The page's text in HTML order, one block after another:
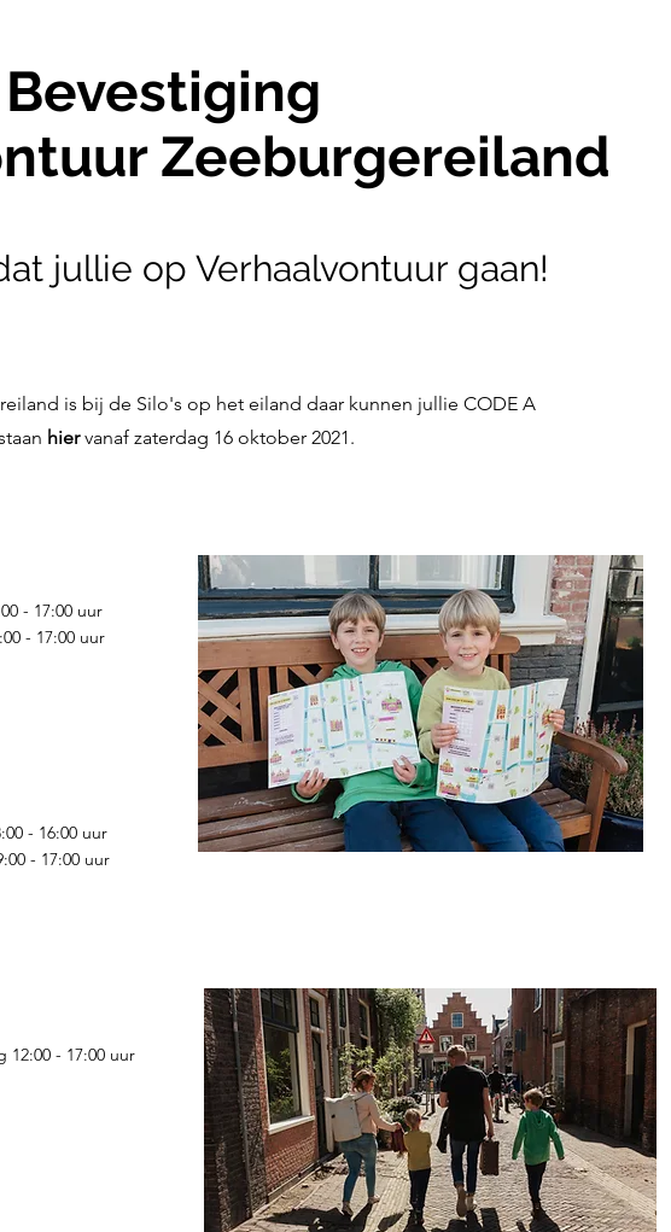
Zeeburgereiland
jullie op Verhaalvontuur gaan!
is bij de Silo's op het eiland daar kunnen jullie CODE A
hiervanaf zaterdag 16 oktober 2021.
- 17:00 uur
- 17:00 uur
- 16:00 uur
- 17:00 uur
- 17:00 uur